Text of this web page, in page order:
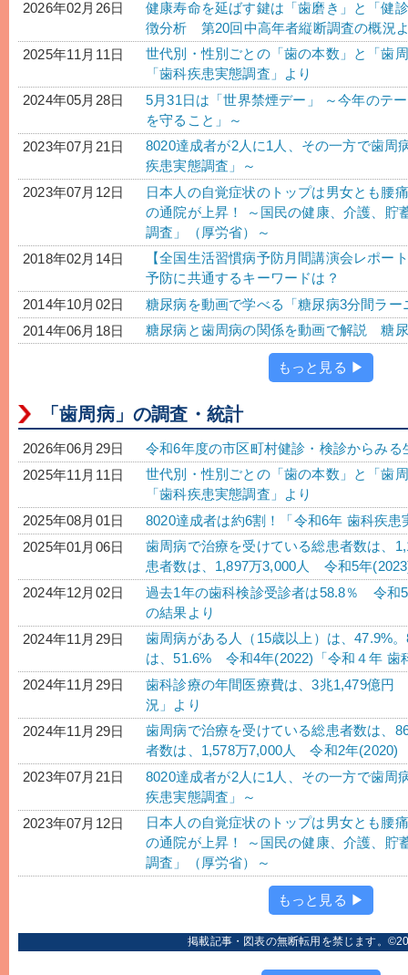
2026年02月26日
健康寿命を延ばす鍵は「歯磨き」と「健
徴分析 第20回中高年者縦断調査の概況
2025年11月11日
世代別・性別ごとの「歯の本数」と「歯
「歯科疾患実態調査」より
2024年05月28日
5月31日は「世界禁煙デー」 ～今年のテ
を守ること」～
2023年07月21日
8020達成者が2人に1人、その一方で歯周
疾患実態調査」～
2023年07月12日
日本人の自覚症状のトップは男女とも腰
の通院が上昇！ ～国民の健康、介護、貯
調査」（厚労省）～
2018年02月14日
【全国生活習慣病予防月間講演会レポー
予防に共通するキーワードは？
2014年10月02日
糖尿病を動画で学べる「糖尿病3分間ラ
2014年06月18日
糖尿病と歯周病の関係を動画で解説 糖
もっと見る ▶
「歯周病」の調査・統計
2026年06月29日
令和6年度の市区町村健診・検診からみ
2025年11月11日
世代別・性別ごとの「歯の本数」と「歯
「歯科疾患実態調査」より
2025年08月01日
8020達成者は約6割！「令和6年 歯科疾
2025年01月06日
歯周病で治療を受けている総患者数は、
患者数は、1,897万3,000人 令和5年
2024年12月02日
過去1年の歯科検診受診者は58.8％ 令和
の結果より
2024年11月29日
歯周病がある人（15歳以上）は、47.9%
は、51.6% 令和4年(2022)「令和４年 歯
2024年11月29日
歯科診療の年間医療費は、3兆1,479億円
況」より
2024年11月29日
歯周病で治療を受けている総患者数は、
者数は、1,578万7,000人 令和2年(2020)
2023年07月21日
8020達成者が2人に1人、その一方で歯周
疾患実態調査」～
2023年07月12日
日本人の自覚症状のトップは男女とも腰
の通院が上昇！ ～国民の健康、介護、貯
調査」（厚労省）～
もっと見る ▶
掲載記事・図表の無断転用を禁じます。